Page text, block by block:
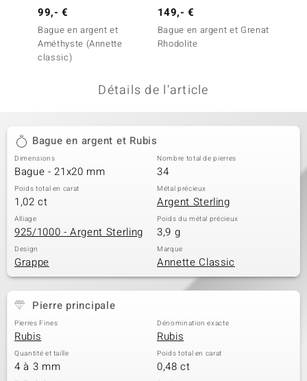
99,- €
Bague en argent et
Améthyste (Annette
classic)
149,- €
Bague en argent et Grenat
Rhodolite
Détails de l'article
Bague en argent et Rubis
Dimensions
Bague - 21x20 mm
Nombre total de pierres
34
Poids total en carat
1,02 ct
Métal précieux
Argent Sterling
Alliage
925/1000 - Argent Sterling
Poids du métal précieux
3,9 g
Design
Grappe
Marque
Annette Classic
Pierre principale
Pierres Fines
Rubis
Dénomination exacte
Rubis
Quantité et taille
4 à 3 mm
Poids total en carat
0,48 ct